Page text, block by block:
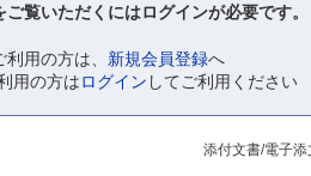
覧いただくにはログインが必要です。
用の方は、 新規会員登録へ
用の方はログイン してご利用ください
添付文書/電子添